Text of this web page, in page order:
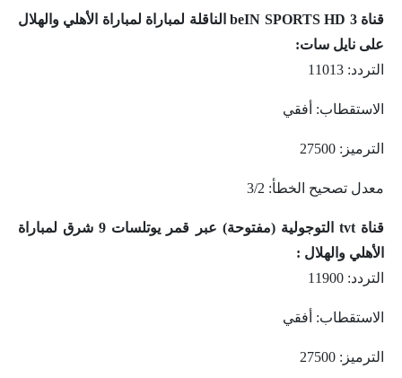
قناة beIN SPORTS HD 3 الناقلة لمباراة لمباراة الأهلي والهلال
على نايل سات:
التردد: 11013
الاستقطاب: أفقي
الترميز: 27500
معدل تصحيح الخطأ: 3/2
قناة tvt التوجولية (مفتوحة) عبر قمر يوتلسات 9 شرق لمباراة
الأهلي والهلال :
التردد: 11900
الاستقطاب: أفقي
الترميز: 27500